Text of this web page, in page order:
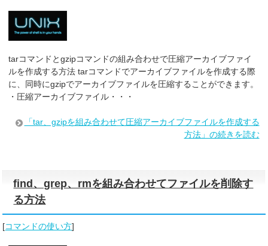
tarコマンドとgzipコマンドの組み合わせで圧縮アーカイブファイ
ルを作成する方法 tarコマンドでアーカイブファイルを作成する際
に、同時にgzipでアーカイブファイルを圧縮することができます。
・圧縮アーカイブファイル・・・
「tar、gzipを組み合わせて圧縮アーカイブファイルを作成する
方法」の続きを読む
find、grep、rmを組み合わせてファイルを削除す
る方法
[コマンドの使い方]